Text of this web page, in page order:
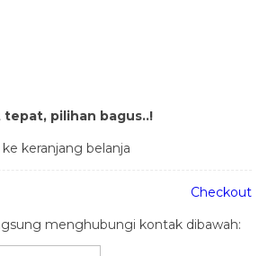
tepat, pilihan bagus..!
keranjang belanja
Checkout
menghubungi kontak dibawah: